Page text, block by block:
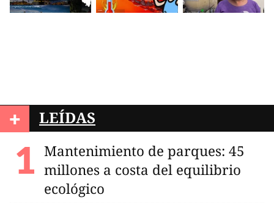
+ LEÍDAS
Mantenimiento de parques: 45
millones a costa del equilibrio
ecológico